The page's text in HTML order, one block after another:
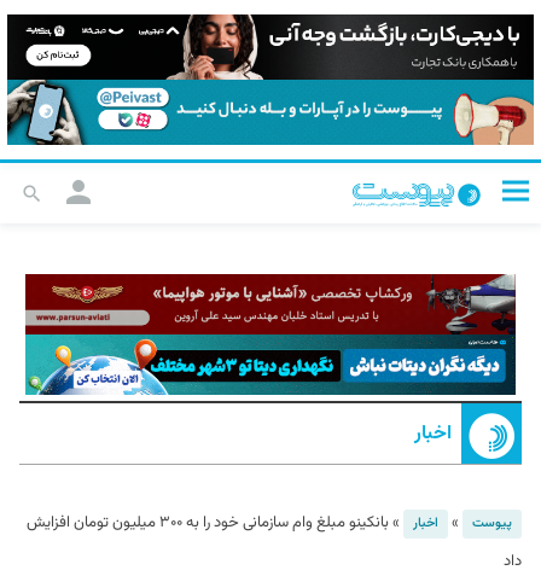
اخبار
پیوست » اخبار »
بانکینو مبلغ وام سازمانی خود را به ۳۰۰ میلیون تومان افزایش
داد